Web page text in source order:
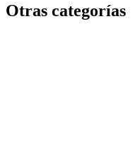
Otras categorías